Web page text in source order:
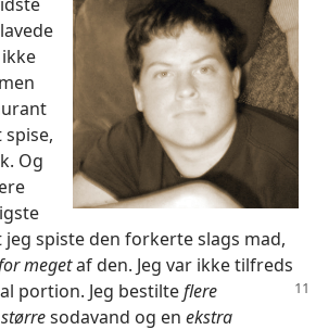
Og
spiste den forkerte slags mad,
megetaf den. Jeg var ikke tilfreds
portion. Jeg bestilteflere
størresodavand og en ekstra